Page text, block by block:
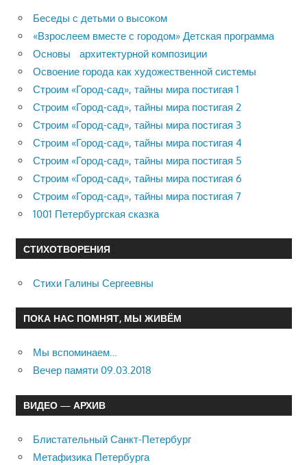
Беседы с детьми о высоком
«Взрослеем вместе с городом» Детская программа
Основы архитектурной композиции
Освоение города как художественной системы
Строим «Город-сад», тайны мира постигая 1
Строим «Город-сад», тайны мира постигая 2
Строим «Город-сад», тайны мира постигая 3
Строим «Город-сад», тайны мира постигая 4
Строим «Город-сад», тайны мира постигая 5
Строим «Город-сад», тайны мира постигая 6
Строим «Город-сад», тайны мира постигая 7
1001 Петербургская сказка
СТИХОТВОРЕНИЯ
Стихи Галины Сергеевны
ПОКА НАС ПОМНЯТ, МЫ ЖИВЁМ
Мы вспоминаем…
Вечер памяти 09.03.2018
ВИДЕО — АРХИВ
Блистательный Санкт-Петербург
Метафизика Петербурга